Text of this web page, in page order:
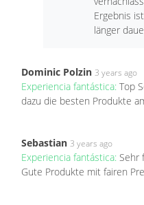
Ergebnis
länger
Dominic Polzin 3 years ago
Experiencia fantástica: Top
dazu die besten Produkte
Sebastian 3 years ago
Experiencia fantástica: Sehr
Gute Produkte mit fairen